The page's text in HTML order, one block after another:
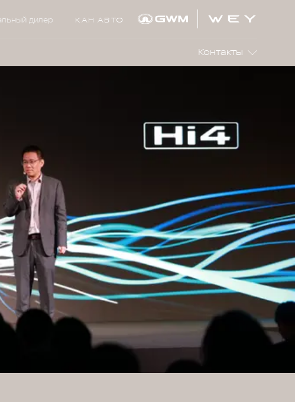
дилер КАН АВТО
Контакты